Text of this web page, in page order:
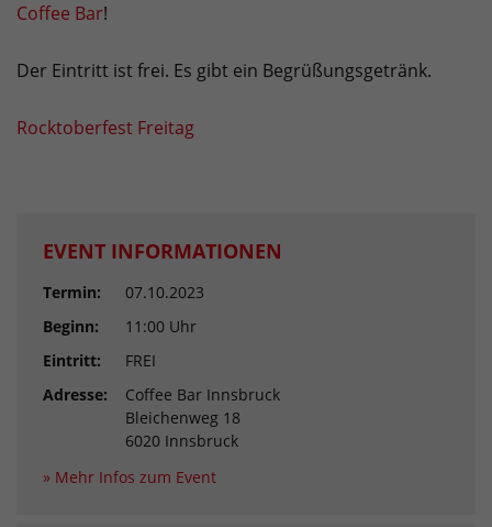
Coffee Bar!
Der Eintritt ist frei. Es gibt ein Begrüßungsgetränk.
Rocktoberfest Freitag
EVENT INFORMATIONEN
Termin:
07.10.2023
Beginn:
11:00 Uhr
Eintritt:
FREI
Adresse:
Coffee Bar Innsbruck
Bleichenweg 18
6020 Innsbruck
» Mehr Infos zum Event